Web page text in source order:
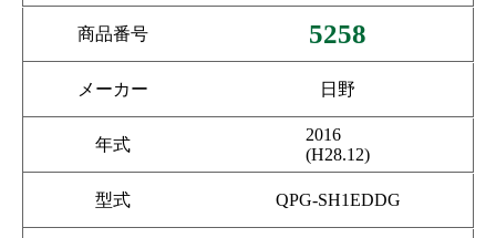
商品番号 5258
メーカー 日野
年式
2016
(H28.12)
型式 QPG-SH1EDDG